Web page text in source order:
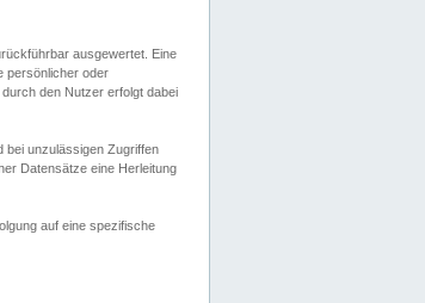
ausgewertet. Eine
persönlicher oder
den Nutzer erfolgt dabei
bei unzulässigen Zugriffen
Datensätze eine Herleitung
auf eine spezifische